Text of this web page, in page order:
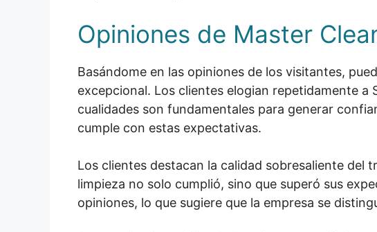
Opiniones de Master
Basándome en las opiniones de los visitantes,
excepcional. Los clientes elogian repetidamente
cualidades son fundamentales para generar
cumple con estas expectativas.
Los clientes destacan la calidad sobresaliente del
limpieza no solo cumplió, sino que superó sus
opiniones, lo que sugiere que la empresa se